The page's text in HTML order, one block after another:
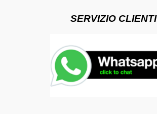
SERVIZIO CLIENTI